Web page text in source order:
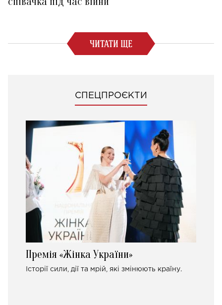
ЧИТАТИ ЩЕ
СПЕЦПРОЄКТИ
Премія «Жінка України»
Історії сили, дії та мрій, які змінюють країну.